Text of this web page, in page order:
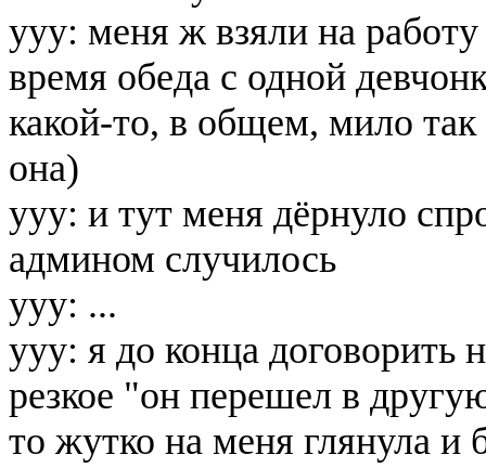
ууу: меня ж взяли на
время обеда с одной
какой-то, в общем, мило так
она)
ууу: и тут меня дёрнуло
админом случилось
ууу: ...
ууу: я до конца
резкое "он перешел в
то жутко на меня глянула и